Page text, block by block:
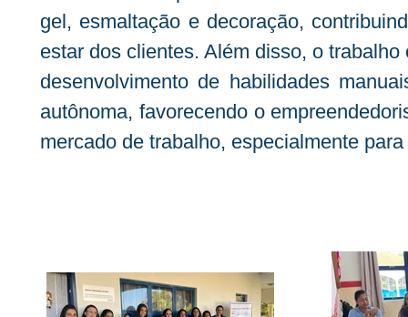
gel, esmaltação e decoração,
estar dos clientes. Além disso, o
desenvolvimento de habilidades
autônoma, favorecendo o
mercado de trabalho, especialmente